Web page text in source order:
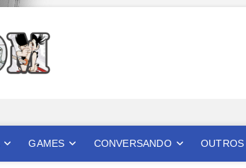
GAMES CONVERSANDO OUTROS